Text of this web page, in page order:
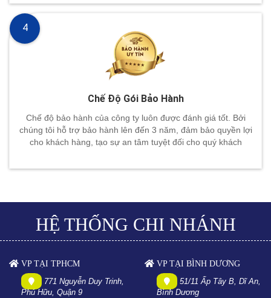
Chế Độ Gói Bảo Hành
Chế độ bảo hành của công ty luôn được đánh giá tốt. Bởi
chúng tôi hỗ trợ bảo hành lên đến 3 năm, đảm bảo quyền lợi
cho khách hàng, tạo sự an tâm tuyệt đối cho quý khách
4
HỆ THỐNG CHI NHÁNH
VP TẠI TPHCM
771 Nguyễn Duy Trinh,
Phú Hữu, Quận 9
VP TẠI BÌNH DƯƠNG
51/11 Ấp Tây B, Dĩ An,
Bình Dương